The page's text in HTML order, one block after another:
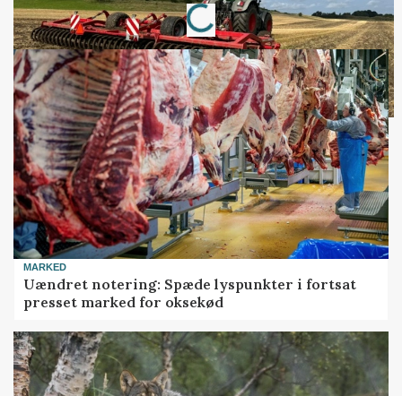
Loading...
MARKED
Uændret notering: Spæde lyspunkter i fortsat
presset marked for oksekød